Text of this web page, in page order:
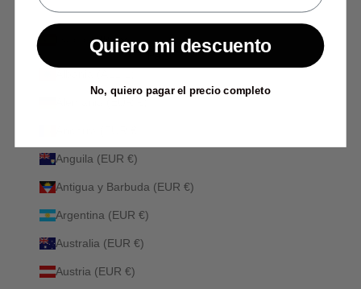
España (EUR €)
País
Anguila (EUR €)
Antigua y Barbuda (EUR €)
Argentina (EUR €)
Australia (EUR €)
Austria (EUR €)
Quiero mi descuento
No, quiero pagar el precio completo